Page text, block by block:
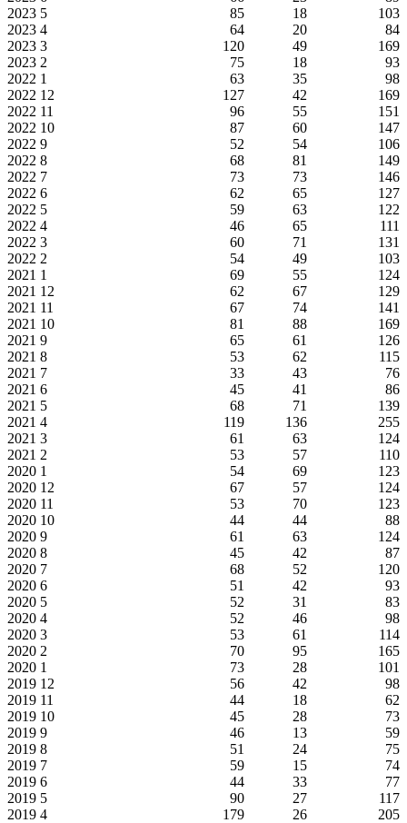
2023 5 85 18
103
2023 4 64 20
84
2023 3 120 49
169
2023 2 75 18
93
2022 1 63 35
98
2022 12 127 42
169
2022 11 96 55
151
2022 10 87 60
147
2022 9 52 54
106
2022 8 68 81
149
2022 7 73 73
146
2022 6 62 65
127
2022 5 59 63
122
2022 4 46 65
111
2022 3 60 71
131
2022 2 54 49
103
2021 1 69 55
124
2021 12 62 67
129
2021 11 67 74
141
2021 10 81 88
169
2021 9 65 61
126
2021 8 53 62
115
2021 7 33 43
76
2021 6 45 41
86
2021 5 68 71
139
2021 4 119 136
255
2021 3 61 63
124
2021 2 53 57
110
2020 1 54 69
123
2020 12 67 57
124
2020 11 53 70
123
2020 10 44 44
88
2020 9 61 63
124
2020 8 45 42
87
2020 7 68 52
120
2020 6 51 42
93
2020 5 52 31
83
2020 4 52 46
98
2020 3 53 61
114
2020 2 70 95
165
2020 1 73 28
101
2019 12 56 42
98
2019 11 44 18
62
2019 10 45 28
73
2019 9 46 13
59
2019 8 51 24
75
2019 7 59 15
74
2019 6 44 33
77
2019 5 90 27
117
2019 4 179 26 205